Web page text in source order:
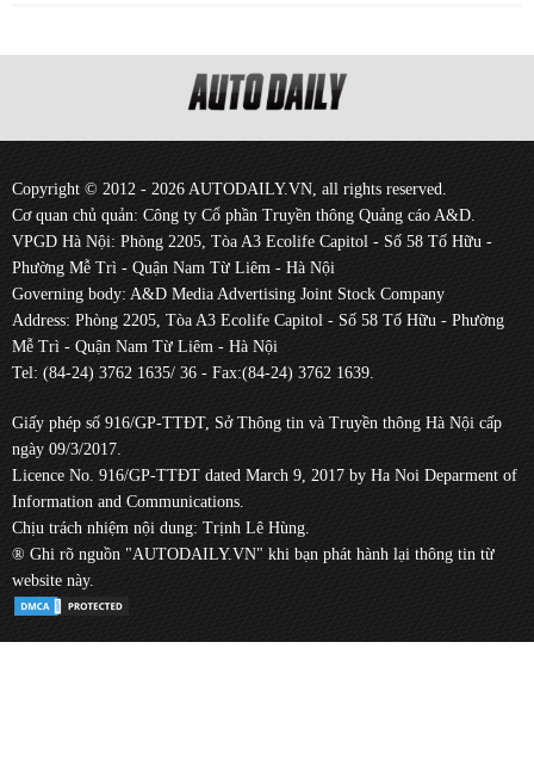
Copyright © 2012 - 2026 AUTODAILY.VN, all rights reserved.
Cơ quan chủ quản: Công ty Cổ phần Truyền thông Quảng cáo A&D.
VPGD Hà Nội: Phòng 2205, Tòa A3 Ecolife Capitol - Số 58 Tố Hữu -
Phường Mễ Trì - Quận Nam Từ Liêm - Hà Nội
Governing body: A&D Media Advertising Joint Stock Company
Address: Phòng 2205, Tòa A3 Ecolife Capitol - Số 58 Tố Hữu - Phường
Mễ Trì - Quận Nam Từ Liêm - Hà Nội
Tel: (84-24) 3762 1635/ 36 - Fax:(84-24) 3762 1639.
Giấy phép số 916/GP-TTĐT, Sở Thông tin và Truyền thông Hà Nội cấp
ngày 09/3/2017.
Licence No. 916/GP-TTĐT dated March 9, 2017 by Ha Noi Deparment of
Information and Communications.
Chịu trách nhiệm nội dung: Trịnh Lê Hùng.
® Ghi rõ nguồn "AUTODAILY.VN" khi bạn phát hành lại thông tin từ
website này.